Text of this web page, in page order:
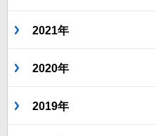
2021年
2020年
2019年